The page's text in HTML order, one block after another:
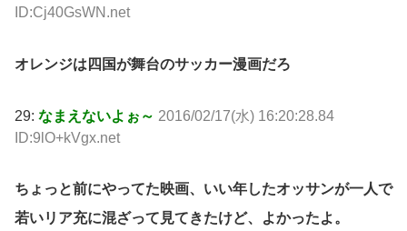
ID:Cj40GsWN.net
オレンジは四国が舞台のサッカー漫画だろ
29: なまえないよぉ～ 2016/02/17(水) 16:20:28.84
ID:9lO+kVgx.net
ちょっと前にやってた映画、いい年したオッサンが一人で
若いリア充に混ざって見てきたけど、よかったよ。